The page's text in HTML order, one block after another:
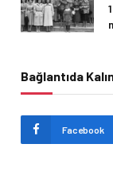
Bağlantıda
Facebook